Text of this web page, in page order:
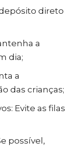
direto
a
dia;
a
das crianças;
Evite as filas
possível,